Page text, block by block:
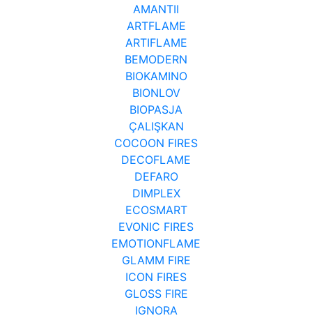
AMANTII
ARTFLAME
ARTIFLAME
BEMODERN
BIOKAMINO
BIONLOV
BIOPASJA
ÇALIŞKAN
COCOON FIRES
DECOFLAME
DEFARO
DIMPLEX
ECOSMART
EVONIC FIRES
EMOTIONFLAME
GLAMM FIRE
ICON FIRES
GLOSS FIRE
IGNORA